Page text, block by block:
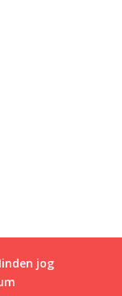
jog